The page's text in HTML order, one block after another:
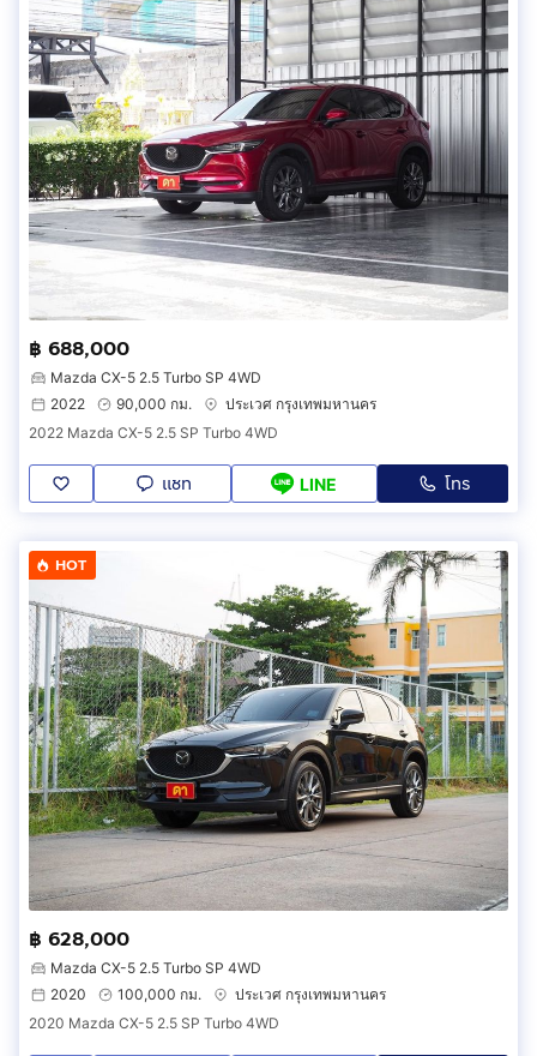
฿ 688,000
Mazda CX-5 2.5 Turbo SP 4WD
2022
90,000 กม.
ประเวศ กรุงเทพมหานคร
2022 Mazda CX-5 2.5 SP Turbo 4WD
แชท LINE โทร
HOT
฿ 628,000
Mazda CX-5 2.5 Turbo SP 4WD
2020
100,000 กม.
ประเวศ กรุงเทพมหานคร
2020 Mazda CX-5 2.5 SP Turbo 4WD